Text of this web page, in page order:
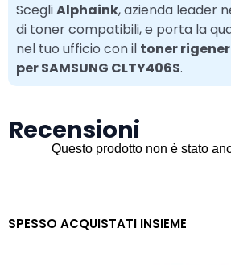
ScegliAlphaink, azienda leader
di toner compatibili, e porta la
nel tuo ufficio con il toner
per SAMSUNG CLTY406S.
Recensioni
SPESSO ACQUISTATI INSIEME